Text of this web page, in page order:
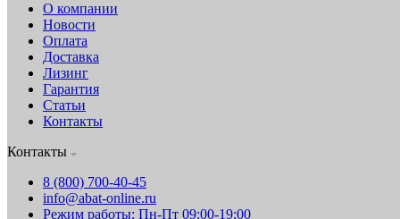
О компании
Новости
Оплата
Доставка
Лизинг
Гарантия
Статьи
Контакты
Контакты
8 (800) 700-40-45
info@abat-online.ru
Режим работы: Пн-Пт 09:00-19:00